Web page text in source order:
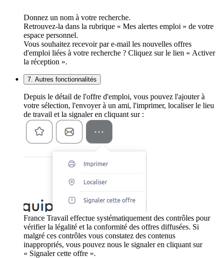
Donnez un nom à votre recherche.
Retrouvez-la dans la rubrique « Mes alertes emploi » de votre
espace personnel.
Vous souhaitez recevoir par e-mail les nouvelles offres
d'emploi liées à votre recherche ? Cliquez sur le lien « Activer
la réception ».
7. Autres fonctionnalités
Depuis le détail de l'offre d'emploi, vous pouvez l'ajouter à
votre sélection, l'envoyer à un ami, l'imprimer, localiser le lieu
de travail et la signaler en cliquant sur :
France Travail effectue systématiquement des contrôles pour
vérifier la légalité et la conformité des offres diffusées. Si
malgré ces contrôles vous constatez des contenus
inappropriés, vous pouvez nous le signaler en cliquant sur
« Signaler cette offre ».